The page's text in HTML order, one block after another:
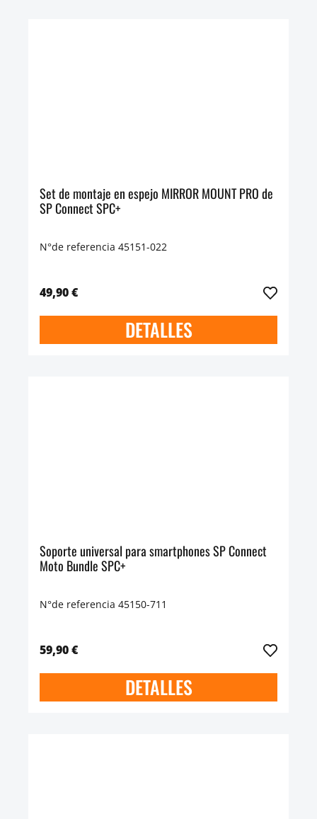
Set de montaje en espejo MIRROR MOUNT PRO de
SP Connect SPC+
N°de referencia 45151-022
49,90 €
DETALLES
Soporte universal para smartphones SP Connect
Moto Bundle SPC+
N°de referencia 45150-711
59,90 €
DETALLES